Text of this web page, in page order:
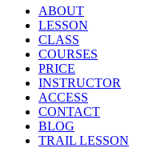
ABOUT
LESSON
CLASS
COURSES
PRICE
INSTRUCTOR
ACCESS
CONTACT
BLOG
TRAIL LESSON